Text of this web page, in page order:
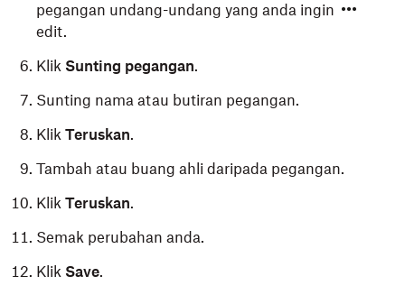
pegangan undang-undang yang anda ingin
edit.
Klik Sunting pegangan.
Sunting nama atau butiran pegangan.
Klik Teruskan.
Tambah atau buang ahli daripada pegangan.
Klik Teruskan.
Semak perubahan anda.
Klik Save.